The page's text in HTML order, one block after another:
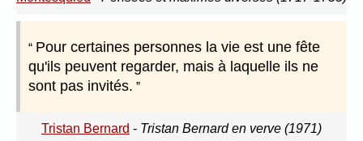
Pour certaines personnes la vie est une fête
qu'ils peuvent regarder, mais à laquelle ils ne
sont pas invités.
Tristan Bernard - Tristan Bernard en verve (1971)